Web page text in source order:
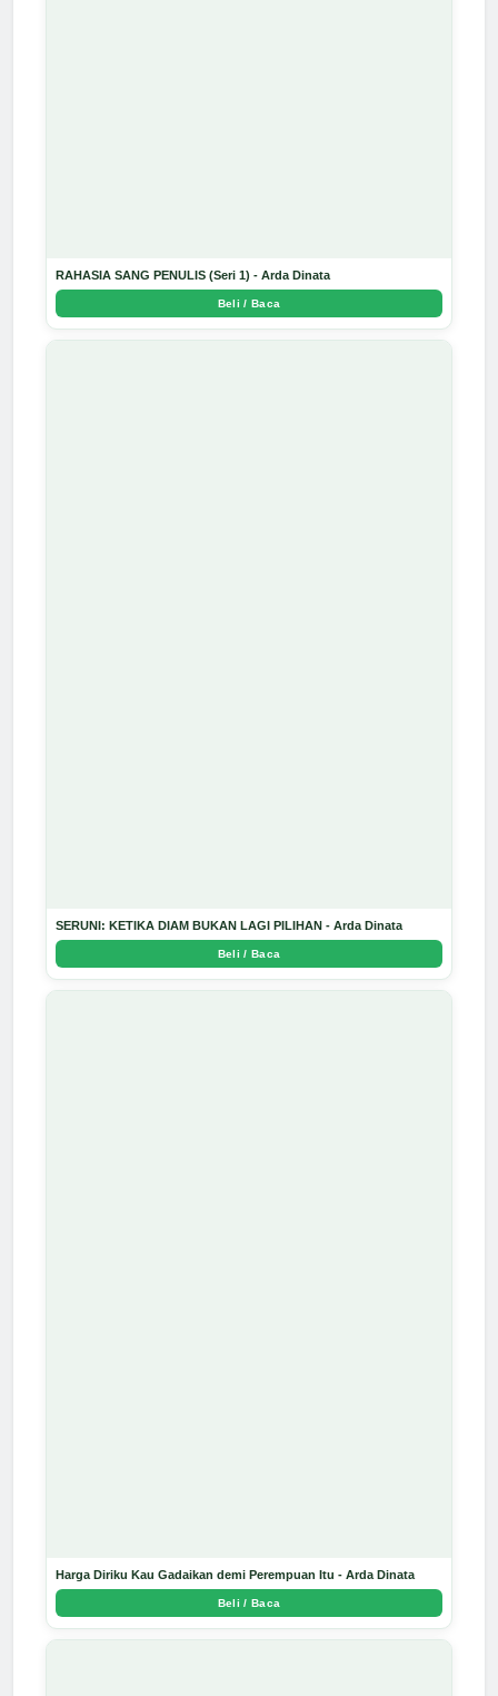
RAHASIA SANG PENULIS (Seri 1) - Arda Dinata
Beli / Baca
SERUNI: KETIKA DIAM BUKAN LAGI PILIHAN - Arda Dinata
Beli / Baca
Harga Diriku Kau Gadaikan demi Perempuan Itu - Arda Dinata
Beli / Baca